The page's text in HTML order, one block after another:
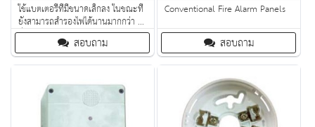
ใช้แบตเตอรี่ที่มีขนาดเล็กลง ในขณะที่
ยังสามารถสำรองไฟได้นานมากกว่า 3
ชั่วโมง สอบถาม
Conventional Fire Alarm Panels
สอบถาม